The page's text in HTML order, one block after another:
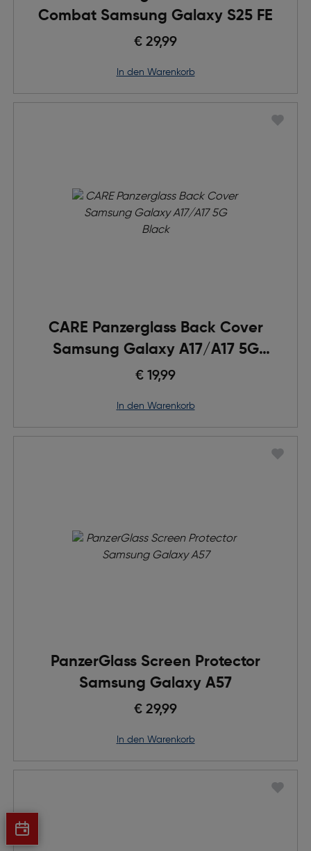
Combat Samsung Galaxy S25 FE
€ 29,99
in den Warenkorb
CARE Panzerglass Back Cover
Samsung Galaxy A17/A17 5G
Black
€ 19,99
in den Warenkorb
PanzerGlass Screen Protector
Samsung Galaxy A57
€ 29,99
in den Warenkorb